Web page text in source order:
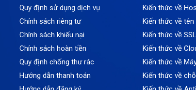
Quy định sử dụng dịch vụ
Chính sách riêng tư
Chính sách khiếu nại
Chính sách hoàn tiền
Quy định chống thư rác
Hướng dẫn thanh toán
Kiến thức về
Kiến thức về tên
Kiến thức về SSL
Kiến thức về
Kiến thức về
Kiến thức về